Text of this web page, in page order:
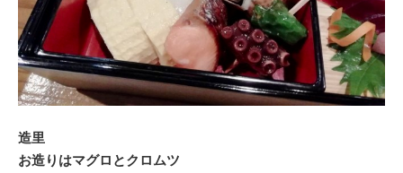
造里
お造りはマグロとクロムツ